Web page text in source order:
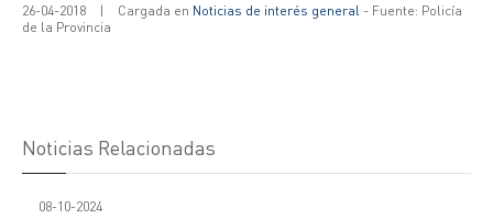
26-04-2018 | Cargada en Noticias de interés general - Fuente: Policía
de la Provincia
Noticias Relacionadas
08-10-2024